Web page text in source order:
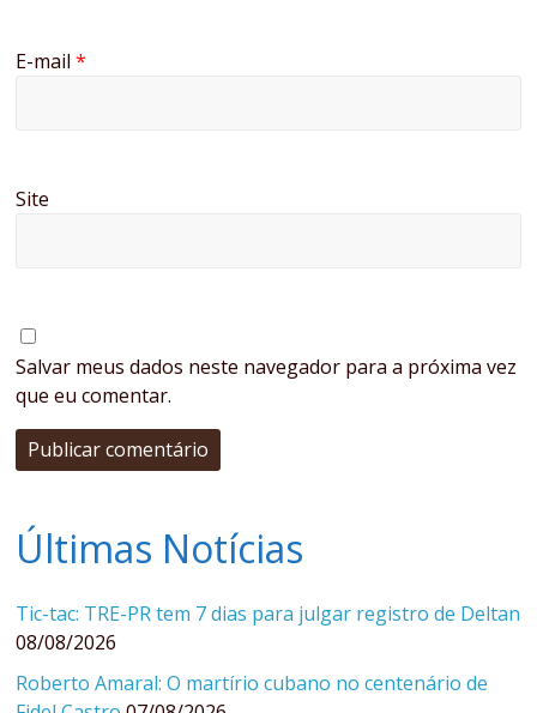
E-mail*
Site
Salvar meus dados neste navegador para a próxima vez
que eu comentar.
Últimas Notícias
Tic-tac: TRE-PR tem 7 dias para julgar registro de Deltan
08/08/2026
Roberto Amaral: O martírio cubano no centenário de